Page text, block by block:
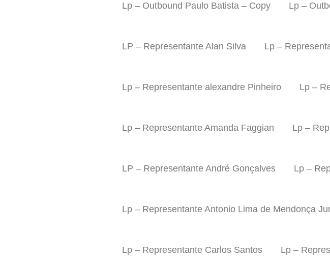
Lp – Outbound Paulo Batista – Copy Lp –
LP – Representante Alan Silva Lp –
Lp – Representante alexandre Pinheiro Lp –
Lp – Representante Amanda Faggian Lp –
LP – Representante André Gonçalves Lp –
Lp – Representante Antonio Lima de Mendonça
Lp – Representante Carlos Santos Lp –